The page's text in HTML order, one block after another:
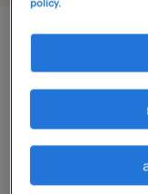
job details
descriptif du
Dans le cadre
policy.